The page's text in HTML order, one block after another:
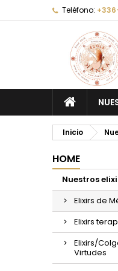
Teléfono:
Inicio
HOME
Nuestros
Elixirs de
Elixirs
Elixirs/
Virtudes